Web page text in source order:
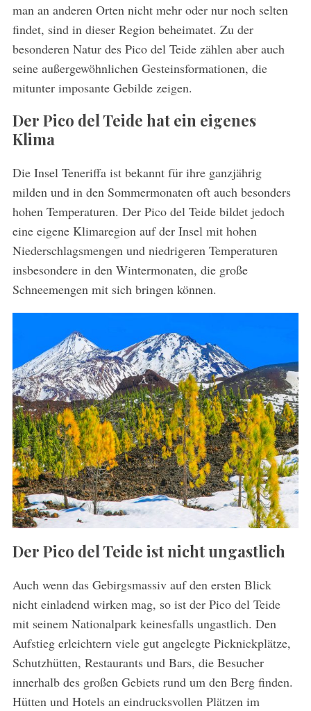
man an anderen Orten nicht mehr oder nur noch selten
findet, sind in dieser Region beheimatet. Zu der
besonderen Natur des Pico del Teide zählen aber auch
seine außergewöhnlichen Gesteinsformationen, die
mitunter imposante Gebilde zeigen.
Der Pico del Teide hat ein eigenes
Klima
Die Insel Teneriffa ist bekannt für ihre ganzjährig
milden und in den Sommermonaten oft auch besonders
hohen Temperaturen. Der Pico del Teide bildet jedoch
eine eigene Klimaregion auf der Insel mit hohen
Niederschlagsmengen und niedrigeren Temperaturen
insbesondere in den Wintermonaten, die große
Schneemengen mit sich bringen können.
Der Pico del Teide ist nicht ungastlich
Auch wenn das Gebirgsmassiv auf den ersten Blick
nicht einladend wirken mag, so ist der Pico del Teide
mit seinem Nationalpark keinesfalls ungastlich. Den
Aufstieg erleichtern viele gut angelegte Picknickplätze,
Schutzhütten, Restaurants und Bars, die Besucher
innerhalb des großen Gebiets rund um den Berg finden.
Hütten und Hotels an eindrucksvollen Plätzen im